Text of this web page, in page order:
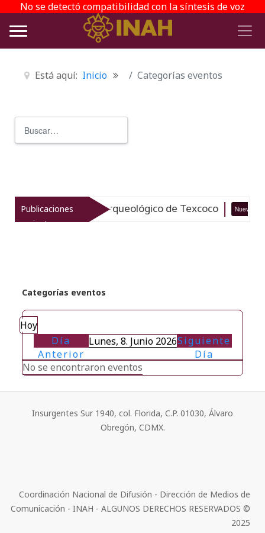
No se detectó compatibilidad con la síntesis de voz
Está aquí: Inicio Categorías eventos
Publicaciones
recientes
el patrimonio arqueológico de Texcoco Nuevo
Categorías eventos
Hoy
Día
Anterior
Lunes, 8. Junio 2026Siguiente
Día
No se encontraron eventos
Insurgentes Sur 1940, col. Florida, C.P. 01030, Álvaro
Obregón, CDMX.
Coordinación Nacional de Difusión - Dirección de Medios de
Comunicación - INAH - ALGUNOS DERECHOS RESERVADOS ©
2025